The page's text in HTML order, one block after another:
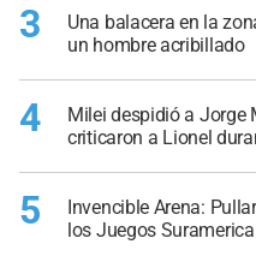
3
Una balacera en la
un hombre acribillado
4
Milei despidió a Jorge
criticaron a Lionel
5
Invencible Arena:
los Juegos